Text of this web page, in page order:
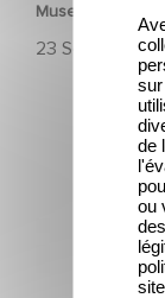
Museum de Los
23 Septiembre
La cena de los
película de
de
ou